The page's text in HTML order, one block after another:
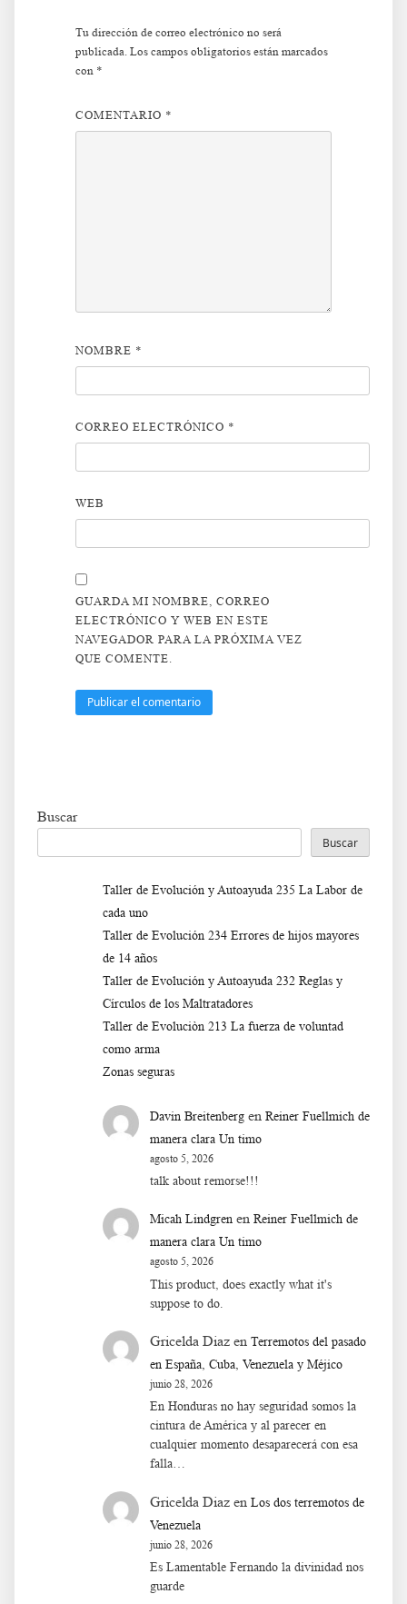
Tu dirección de correo electrónico no será
publicada. Los campos obligatorios están marcados
con *
COMENTARIO *
NOMBRE *
CORREO ELECTRÓNICO *
WEB
GUARDA MI NOMBRE, CORREO
ELECTRÓNICO Y WEB EN ESTE
NAVEGADOR PARA LA PRÓXIMA VEZ
QUE COMENTE.
Buscar
Buscar
Taller de Evolución y Autoayuda 235 La Labor de
cada uno
Taller de Evolución 234 Errores de hijos mayores
de 14 años
Taller de Evolución y Autoayuda 232 Reglas y
Círculos de los Maltratadores
Taller de Evoluciòn 213 La fuerza de voluntad
como arma
Zonas seguras
Davin Breitenberg en Reiner Fuellmich de
manera clara Un timo
agosto 5, 2026
talk about remorse!!!
Micah Lindgren en Reiner Fuellmich de
manera clara Un timo
agosto 5, 2026
This product, does exactly what it's
suppose to do.
Gricelda Diaz en Terremotos del pasado
en España, Cuba, Venezuela y Méjico
junio 28, 2026
En Honduras no hay seguridad somos la
cintura de América y al parecer en
cualquier momento desaparecerá con esa
falla…
Gricelda Diaz en Los dos terremotos de
Venezuela
junio 28, 2026
Es Lamentable Fernando la divinidad nos
guarde